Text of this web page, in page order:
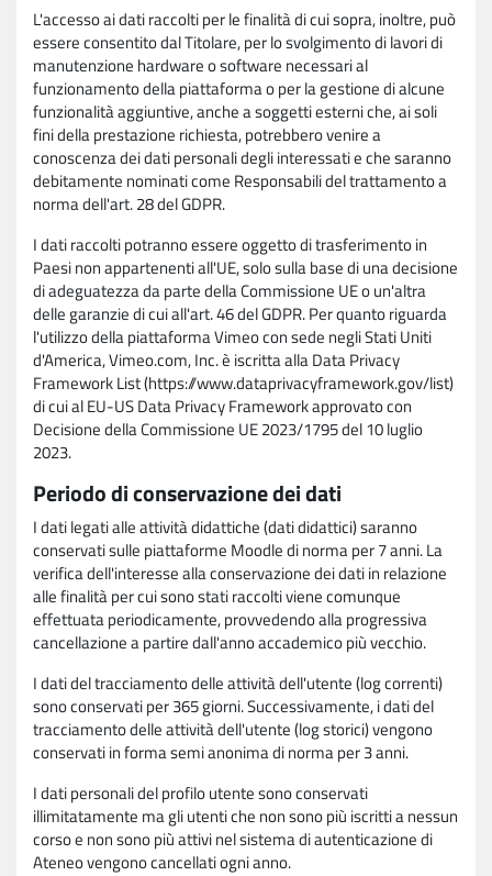
L'accesso ai dati raccolti per le finalità di cui sopra, inoltre, può
essere consentito dal Titolare, per lo svolgimento di lavori di
manutenzione hardware o software necessari al
funzionamento della piattaforma o per la gestione di alcune
funzionalità aggiuntive, anche a soggetti esterni che, ai soli
fini della prestazione richiesta, potrebbero venire a
conoscenza dei dati personali degli interessati e che saranno
debitamente nominati come Responsabili del trattamento a
norma dell'art. 28 del GDPR.
I dati raccolti potranno essere oggetto di trasferimento in
Paesi non appartenenti all'UE, solo sulla base di una decisione
di adeguatezza da parte della Commissione UE o un'altra
delle garanzie di cui all'art. 46 del GDPR. Per quanto riguarda
l'utilizzo della piattaforma Vimeo con sede negli Stati Uniti
d'America, Vimeo.com, Inc. è iscritta alla Data Privacy
Framework List (https://www.dataprivacyframework.gov/list)
di cui al EU-US Data Privacy Framework approvato con
Decisione della Commissione UE 2023/1795 del 10 luglio
2023.
Periodo di conservazione dei dati
I dati legati alle attività didattiche (dati didattici) saranno
conservati sulle piattaforme Moodle di norma per 7 anni. La
verifica dell'interesse alla conservazione dei dati in relazione
alle finalità per cui sono stati raccolti viene comunque
effettuata periodicamente, provvedendo alla progressiva
cancellazione a partire dall'anno accademico più vecchio.
I dati del tracciamento delle attività dell'utente (log correnti)
sono conservati per 365 giorni. Successivamente, i dati del
tracciamento delle attività dell'utente (log storici) vengono
conservati in forma semi anonima di norma per 3 anni.
I dati personali del profilo utente sono conservati
illimitatamente ma gli utenti che non sono più iscritti a nessun
corso e non sono più attivi nel sistema di autenticazione di
Ateneo vengono cancellati ogni anno.